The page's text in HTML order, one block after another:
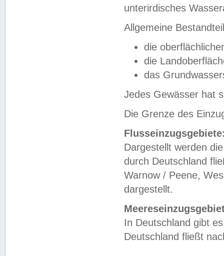
unterirdisches
Allgemeine
die
die
das
Jedes Gewässer hat
Die Grenze des
Dargestellt werden
durch Deutschland
Warnow / Peene,
dargestellt.
In Deutschland gibt
Deutschland fließt